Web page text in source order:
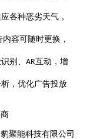
各种恶劣天气，
容可随时更换，
别、 AR互动，增
，优化广告投放
聚能科技有限公司